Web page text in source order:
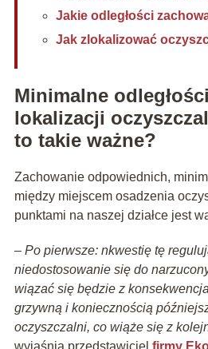
Jakie odległości
Jak zlokalizować
Minimalne
lokalizacji
to takie ważne?
Zachowanie odpowiednich,
między miejscem osadzenia
punktami na naszej działce jest
– Po pierwsze: nkwestię tę
niedostosowanie się do
wiązać się będzie z
grzywną i koniecznością
oczyszczalni, co wiąże się z